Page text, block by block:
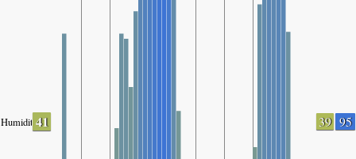
Humidity41 39 95